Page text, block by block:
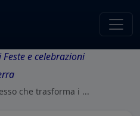
Feste e celebrazioni
che trasforma i ...